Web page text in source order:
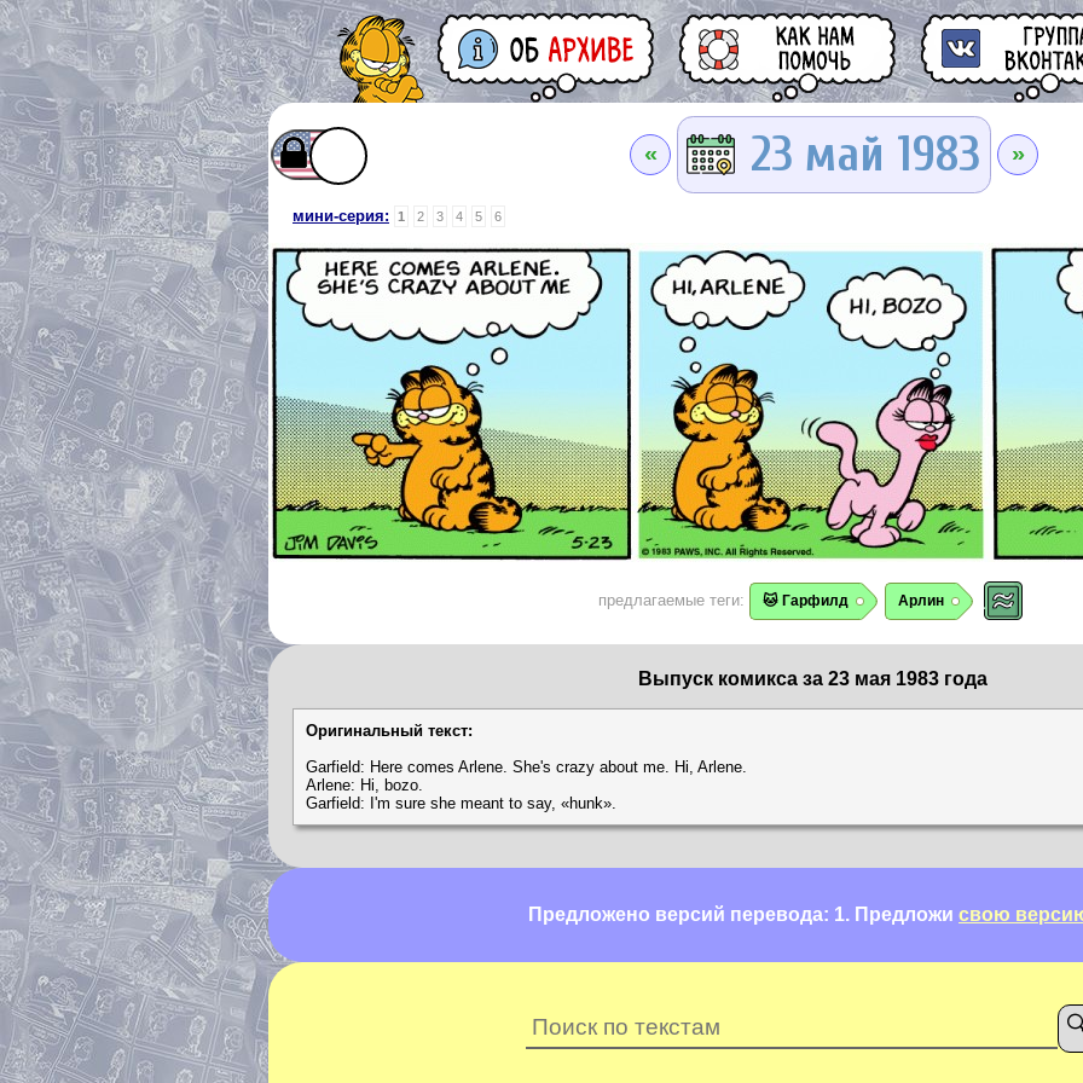
« 23 май 1983 »
мини-серия: 1 2 3 4 5 6
предлагаемые теги: 🐱 Гарфилд Арлин
Выпуск комикса за 23 мая 1983 года
Оригинальный текст:
Garfield: Here comes Arlene. She's crazy about me. Hi, Arlene.
Arlene: Hi, bozo.
Garfield: I'm sure she meant to say, «hunk».
Предложено версий перевода: 1. Предложи свою